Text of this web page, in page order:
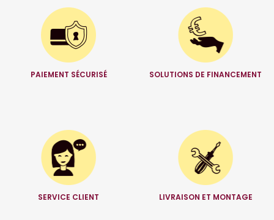
PAIEMENT SÉCURISÉ SOLUTIONS DE FINANCEMENT
SERVICE CLIENT LIVRAISON ET MONTAGE